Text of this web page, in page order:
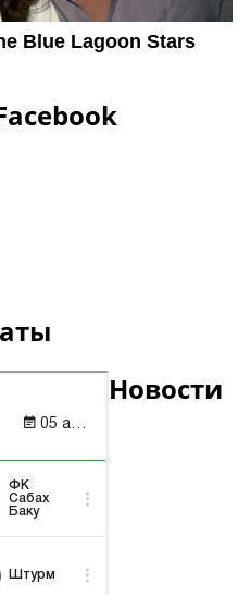
Новости